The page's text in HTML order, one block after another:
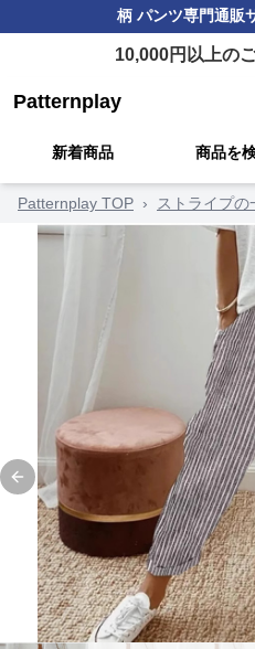
柄 パンツ専門通販
10,000円以上の
Patternplay
新着商品 商品を
Patternplay TOP › ストライプの
Previous slide